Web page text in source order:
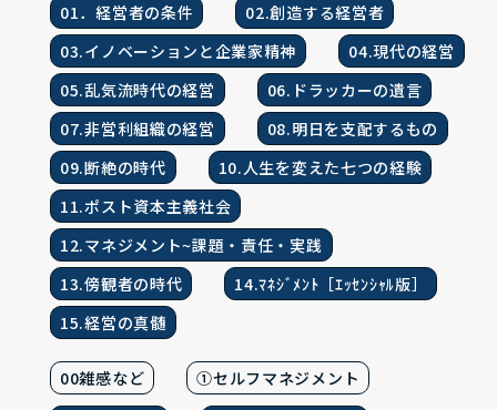
01．経営者の条件
02.創造する経営者
03.イノベーションと企業家精神
04.現代の経営
05.乱気流時代の経営
06.ドラッカーの遺言
07.非営利組織の経営
08.明日を支配するもの
09.断絶の時代
10.人生を変えた七つの経験
11.ポスト資本主義社会
12.マネジメント~課題・責任・実践
13.傍観者の時代
14.ﾏﾈｼﾞﾒﾝﾄ［ｴｯｾﾝｼｬﾙ版］
15.経営の真髄
00雑感など
①セルフマネジメント